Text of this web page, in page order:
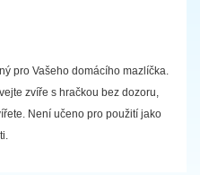
pro Vašeho domácího mazlíčka.
zvíře s hračkou bez dozoru,
Není učeno pro použití jako